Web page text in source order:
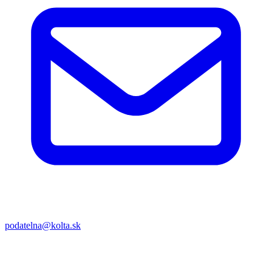
podatelna@kolta.sk